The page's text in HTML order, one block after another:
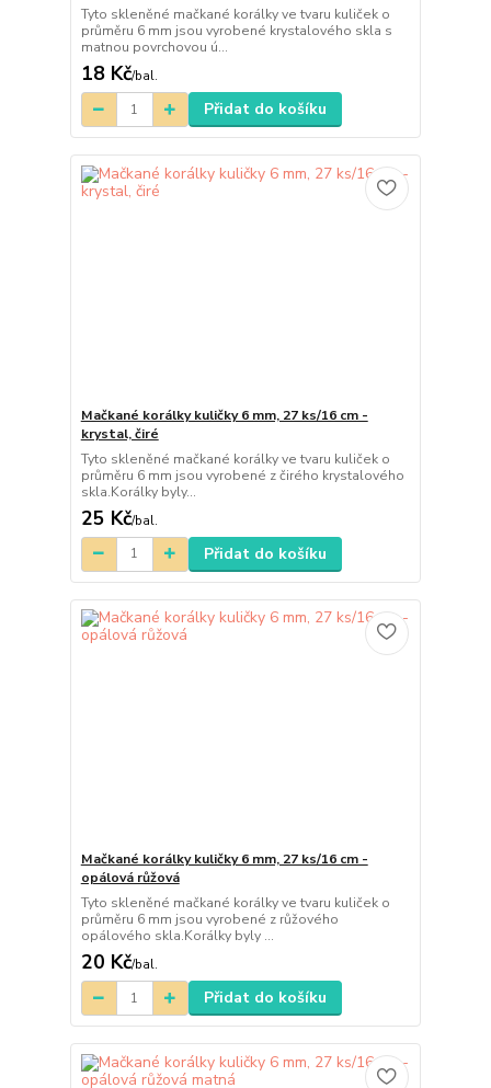
Tyto skleněné mačkané korálky ve tvaru kuliček o
průměru 6 mm jsou vyrobené krystalového skla s
matnou povrchovou ú...
18 Kč/bal.
Přidat do košíku
Mačkané korálky kuličky 6 mm, 27 ks/16 cm -
krystal, čiré
Tyto skleněné mačkané korálky ve tvaru kuliček o
průměru 6 mm jsou vyrobené z čirého krystalového
skla.Korálky byly...
25 Kč/bal.
Přidat do košíku
Mačkané korálky kuličky 6 mm, 27 ks/16 cm -
opálová růžová
Tyto skleněné mačkané korálky ve tvaru kuliček o
průměru 6 mm jsou vyrobené z růžového
opálového skla.Korálky byly ...
20 Kč/bal.
Přidat do košíku